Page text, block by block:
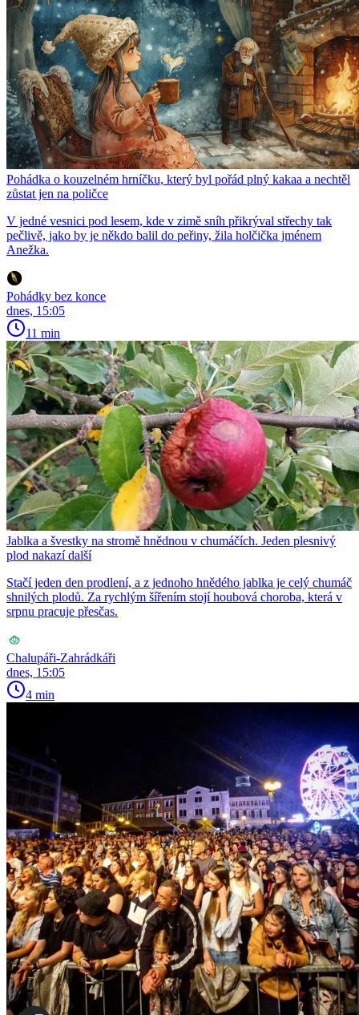
Pohádka o kouzelném hrníčku, který byl pořád plný kakaa a nechtěl
zůstat jen na poličce
V jedné vesnici pod lesem, kde v zimě sníh přikrýval střechy tak
pečlivě, jako by je někdo balil do peřiny, žila holčička jménem
Anežka.
Pohádky bez konce
dnes, 15:05
11 min
Jablka a švestky na stromě hnědnou v chumáčích. Jeden plesnivý
plod nakazí další
Stačí jeden den prodlení, a z jednoho hnědého jablka je celý chumáč
shnilých plodů. Za rychlým šířením stojí houbová choroba, která v
srpnu pracuje přesčas.
Chalupáři-Zahrádkáři
dnes, 15:05
4 min